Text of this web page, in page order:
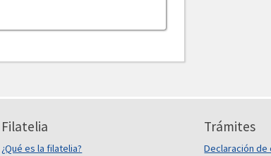
Filatelia
¿Qué es la filatelia?
Trámites
Declaración